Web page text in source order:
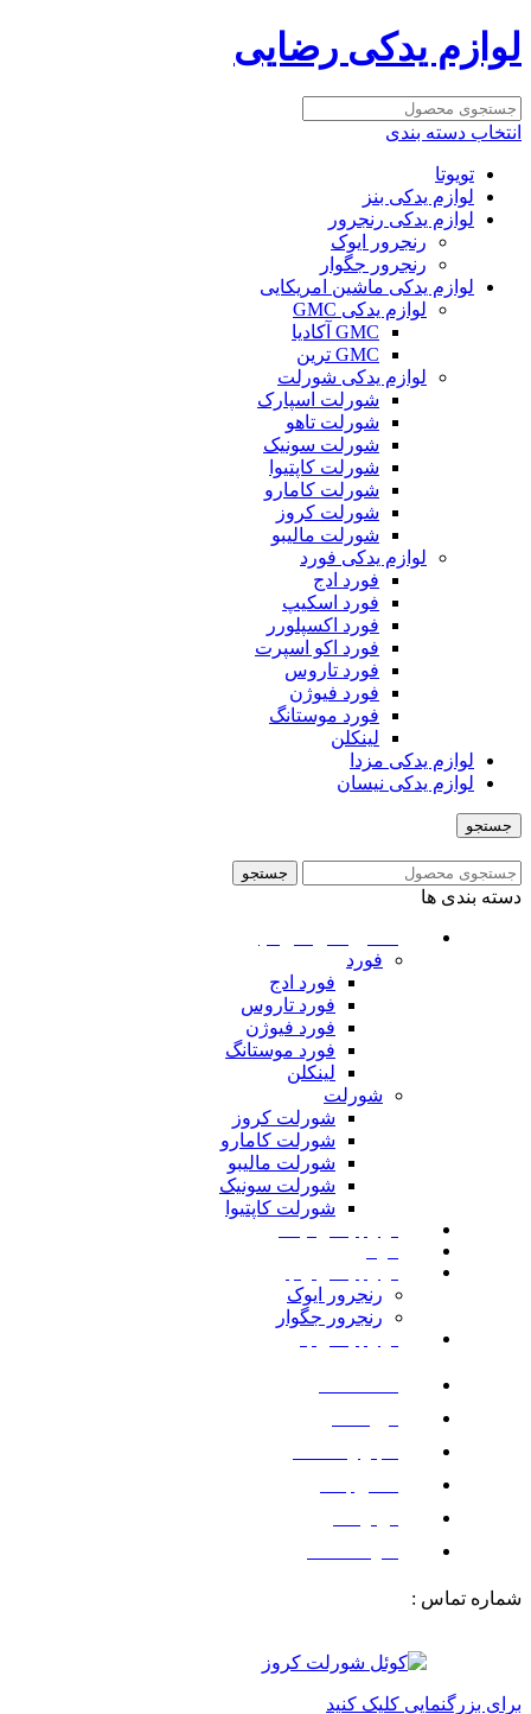
لوازم یدکی رضایی
انتخاب دسته بندی
تویوتا
لوازم یدکی بنز
لوازم یدکی رنجرور
رنجرور ایوک
رنجرور جگوار
لوازم یدکی ماشین امریکایی
لوازم یدکی GMC
GMC آکادیا
GMC ترین
لوازم یدکی شورلت
شورلت اسپارک
شورلت تاهو
شورلت سونیک
شورلت کاپتیوا
شورلت کامارو
شورلت کروز
شورلت مالیبو
لوازم یدکی فورد
فورد ادج
فورد اسکیپ
فورد اکسپلورر
فورد اکو اسپرت
فورد تاروس
فورد فیوژن
فورد موستانگ
لینکلن
لوازم یدکی مزدا
لوازم یدکی نیسان
جستجو
جستجو
دسته بندی ها
فورد
فورد ادج
فورد تاروس
فورد فیوژن
فورد موستانگ
لینکلن
شورلت
شورلت کروز
شورلت کامارو
شورلت مالیبو
شورلت سونیک
شورلت کاپتیوا
رنجرور ایوک
رنجرور جگوار
شماره تماس :
برای بزرگنمایی کلیک کنید